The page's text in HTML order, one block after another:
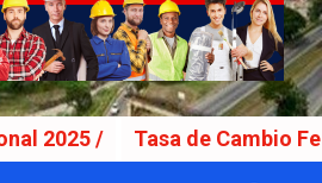
Tasa de Cambio Fecha Valor: